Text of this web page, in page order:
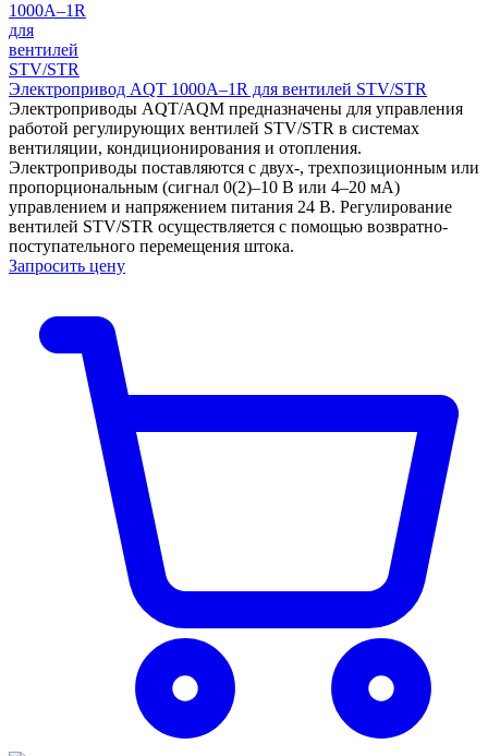
Электропривод AQT 1000А–1R для вентилей STV/STR
Электроприводы AQT/AQM предназначены для управления
работой регулирующих вентилей STV/STR в системах
вентиляции, кондиционирования и отопления.
Электроприводы поставляются с двух-, трехпозиционным или
пропорциональным (сигнал 0(2)–10 В или 4–20 мА)
управлением и напряжением питания 24 В. Регулирование
вентилей STV/STR осуществляется с помощью возвратно-
поступательного перемещения штока.
Запросить цену